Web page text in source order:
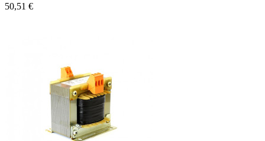
50,51 €